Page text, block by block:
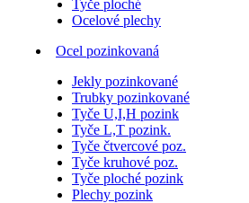
Tyče ploché
Ocelové plechy
Ocel pozinkovaná
Jekly pozinkované
Trubky pozinkované
Tyče U,I,H pozink
Tyče L,T pozink.
Tyče čtvercové poz.
Tyče kruhové poz.
Tyče ploché pozink
Plechy pozink